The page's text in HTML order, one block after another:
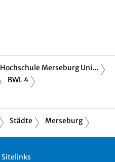
Hochschule Merseburg Uni...
BWL 4
Städte Merseburg
Sitelinks